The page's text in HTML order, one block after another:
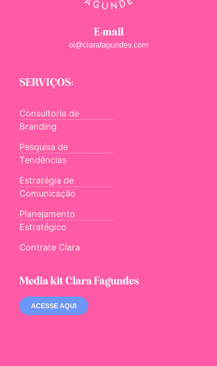
E-mail
oi@clarafagundes.com
SERVIÇOS:
Consultoria de
Branding
Pesquisa de
Tendências
Estratégia de
Comunicação
Planejamento
Estratégico
Contrate Clara
Media kit Clara Fagundes
ACESSE AQUI